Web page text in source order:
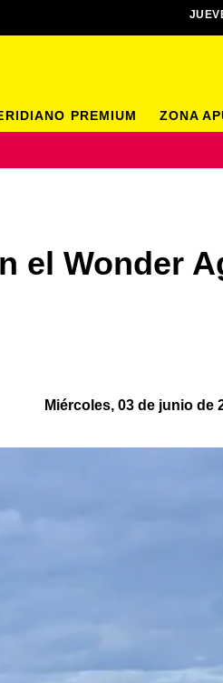
el Wonder
Miércoles, 03 de junio de
PREMIUM ZONA